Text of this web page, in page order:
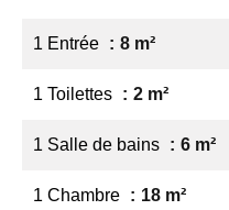
1 Entrée 8 m²
1 Toilettes 2 m²
1 Salle de bains 6 m²
1 Chambre 18 m²